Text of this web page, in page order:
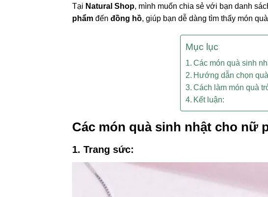
Tại Natural Shop, mình muốn chia sẻ với bạn danh
phẩm đến đồng hồ, giúp bạn dễ dàng tìm thấy món
Mục lục
Các món quà sinh
Hướng dẫn chọn
Cách làm món quà
Kết luận:
Các món quà sinh nhật cho nữ
1. Trang sức: